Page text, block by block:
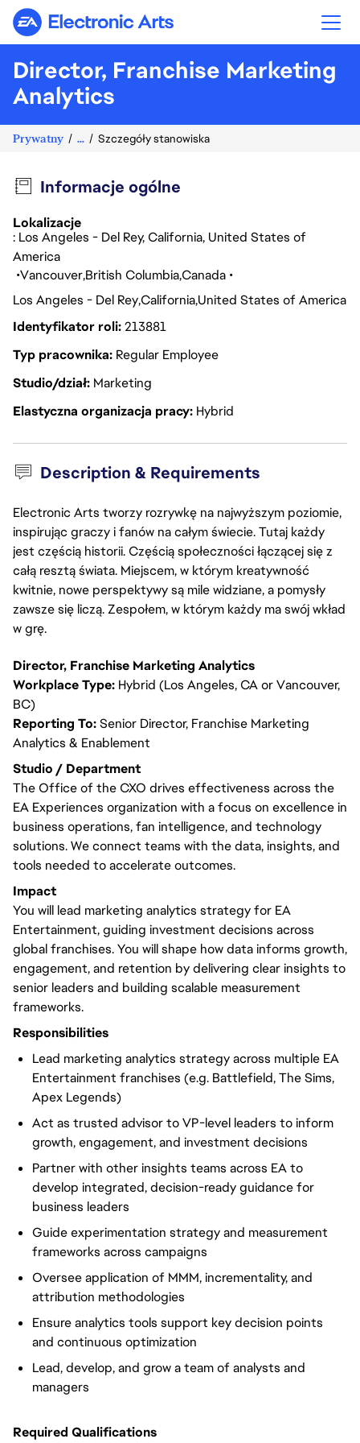
Electronic Arts
Director, Franchise Marketing
Analytics
Prywatny ... Szczegóły stanowiska
Informacje ogólne
Lokalizacje
: Los Angeles - Del Rey, California, United States of
America
VancouverBritish ColumbiaCanada
Los Angeles - Del ReyCaliforniaUnited States of America
Identyfikator roli213881
Typ pracownika Regular Employee
Studio/dział Marketing
Elastyczna organizacja pracy Hybrid
Description & Requirements
Electronic Arts tworzy rozrywkę na najwyższym poziomie,
inspirując graczy i fanów na całym świecie. Tutaj każdy
jest częścią historii. Częścią społeczności łączącej się z
całą resztą świata. Miejscem, w którym kreatywność
kwitnie, nowe perspektywy są mile widziane, a pomysły
zawsze się liczą. Zespołem, w którym każdy ma swój wkład
w grę.
Director, Franchise Marketing Analytics
Workplace Type: Hybrid (Los Angeles, CA or Vancouver,
BC)
Reporting To:Senior Director, Franchise Marketing
Analytics & Enablement
Studio / Department
The Office of the CXO drives effectiveness across the
EA Experiences organization with a focus on excellence in
business operations, fan intelligence, and technology
solutions. We connect teams with the data, insights, and
tools needed to accelerate outcomes.
Impact
You will lead marketing analytics strategy for EA
Entertainment, guiding investment decisions across
global franchises. You will shape how data informs growth,
engagement, and retention by delivering clear insights to
senior leaders and building scalable measurement
frameworks.
Responsibilities
Lead marketing analytics strategy across multiple EA
Entertainment franchises (e.g. Battlefield, The Sims,
Apex Legends)
Act as trusted advisor to VP-level leaders to inform
growth, engagement, and investment decisions
Partner with other insights teams across EA to
develop integrated, decision-ready guidance for
business leaders
Guide experimentation strategy and measurement
frameworks across campaigns
Oversee application of MMM, incrementality, and
attribution methodologies
Ensure analytics tools support key decision points
and continuous optimization
Lead, develop, and grow a team of analysts and
managers
Required Qualifications